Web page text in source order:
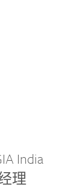
India
理